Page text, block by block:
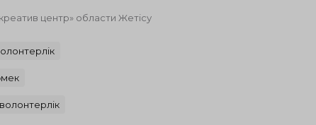
центр» области Жетісу